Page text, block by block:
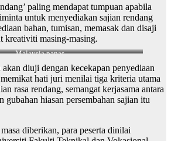
paling mendapat tumpuan apabila
untuk menyediakan sajian rendang
bahan, tumisan, memasak dan disaji
kreativiti masing-masing.
Malaysia panas
diuji dengan kecekapan penyediaan
hati juri menilai tiga kriteria utama
rasa rendang, semangat kerjasama antara
gubahan hiasan persembahan sajian itu
diberikan, para peserta dinilai